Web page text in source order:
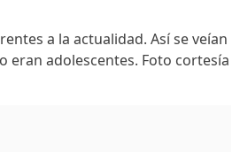
a la actualidad. Así se veían
eran adolescentes. Foto cortesía